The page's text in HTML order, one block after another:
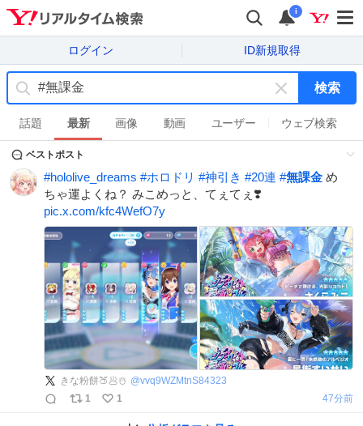
i
ログイン ID新規取得
キ
ー
ワ
ド
す
検索
話題 最新 画像 動画 ユーザー ウェブ検索
ベストポスト
#hololive_dreams #ホロドリ #神引き #20連 #無課金 め
ちゃ運よくね？ みこめっと、てぇてぇ❣️
pic.x.com/kfc4WefO7y
きな粉餅🍑🥟☃️ @vvq9WZMtnS84323
1
1 47分前